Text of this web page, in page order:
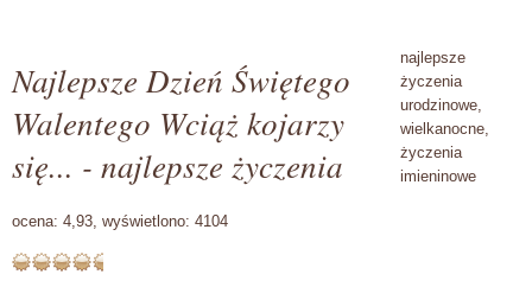
Najlepsze Dzień Świętego
Walentego Wciąż kojarzy
się... - najlepsze życzenia
ocena: 4,93, wyświetlono: 4104
najlepsze
życzenia
urodzinowe,
wielkanocne,
życzenia
imieninowe